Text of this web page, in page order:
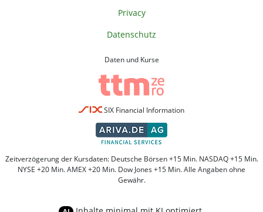
Privacy
Datenschutz
Daten und Kurse
SIX Financial Information
Zeitverzögerung der Kursdaten: Deutsche Börsen +15 Min. NASDAQ +15 Min.
NYSE +20 Min. AMEX +20 Min. Dow Jones +15 Min. Alle Angaben ohne
Gewähr.